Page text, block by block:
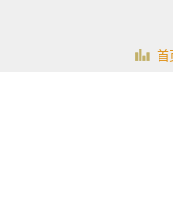
首